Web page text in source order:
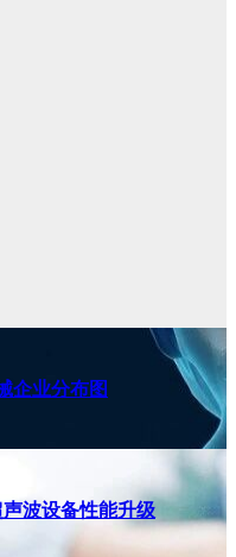
企业分布图
波设备性能升级